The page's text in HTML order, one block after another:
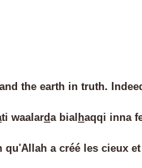
the earth in truth.
ti waalarda bial haqqi inna
qu'Allah a créé les cieux